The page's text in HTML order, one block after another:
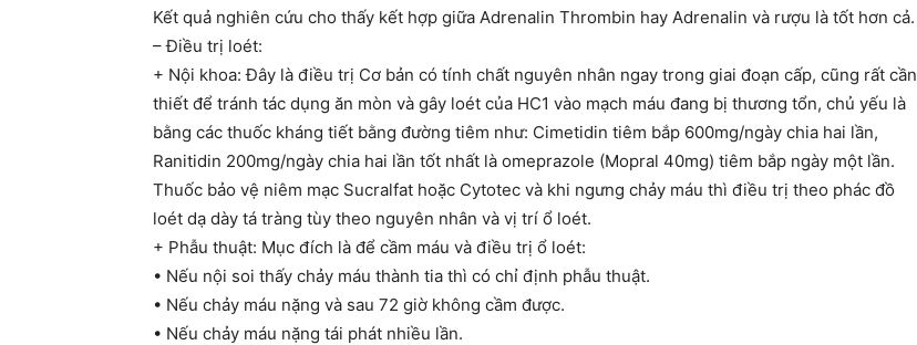
Kết quả nghiên cứu cho thấy kết hợp giữa Adrenalin Thrombin hay Adrenalin và rượu là tốt hơn cả.
– Điều trị loét:
+ Nội khoa: Đây là điều trị Cơ bản có tính chất nguyên nhân ngay trong giai đoạn cấp, cũng rất cần
thiết để tránh tác dụng ăn mòn và gây loét của HC1 vào mạch máu đang bị thương tổn, chủ yếu là
bằng các thuốc kháng tiết bằng đường tiêm như: Cimetidin tiêm bắp 600mg/ngày chia hai lần,
Ranitidin 200mg/ngày chia hai lần tốt nhất là omeprazole (Mopral 40mg) tiêm bắp ngày một lần.
Thuốc bảo vệ niêm mạc Sucralfat hoặc Cytotec và khi ngưng chảy máu thì điều trị theo phác đồ
loét dạ dày tá tràng tùy theo nguyên nhân và vị trí ổ loét.
+ Phẫu thuật: Mục đích là để cầm máu và điều trị ổ loét:
• Nếu nội soi thấy chảy máu thành tia thì có chỉ định phẫu thuật.
• Nếu chảy máu nặng và sau 72 giờ không cầm được.
• Nếu chảy máu nặng tái phát nhiều lần.